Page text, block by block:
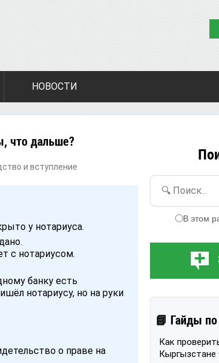
НОВОСТИ
что дальше?
и вступление
у нотариуса.
с нотариусом.
банку есть
нотариусу, но на руки
о праве на
🔍 Поиск...
В этом
📘 Гайды
Как